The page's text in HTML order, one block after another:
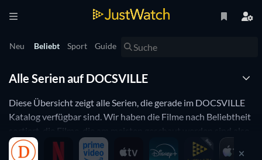
Neu Beliebt Sport Guide
Alle Serien auf DOCSVILLE
Diese Übersicht zeigt alle Serien, die gerade im DOCSVILLE
Katalog verfügbar sind. Wir haben die Filme nach Beliebtheit
sortiert, die Filme, die am meisten geschaut werden sind also
ganz oben. Du kannst aber auch nach Genre,